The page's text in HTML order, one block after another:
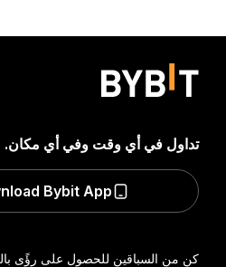
كن من السباقين للحصول على رؤًى بالغة
تداول في أي وقت وفي أي مكان.
Bybit App